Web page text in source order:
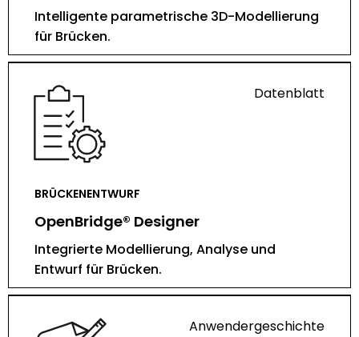
Intelligente parametrische 3D-Modellierung
für Brücken.
Datenblatt
BRÜCKENENTWURF
OpenBridge® Designer
Integrierte Modellierung, Analyse und
Entwurf für Brücken.
Anwendergeschichte